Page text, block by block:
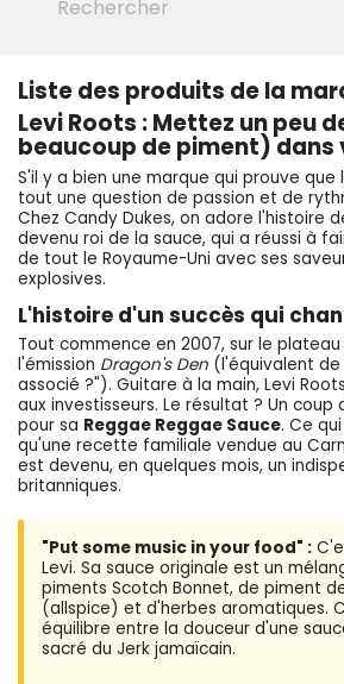
Liste des produits de la
Levi Roots : Mettez un peu
beaucoup de piment) dans
S'il y a bien une marque qui prouve
tout une question de passion et de
Chez Candy Dukes, on adore l'histoire
devenu roi de la sauce, qui a réussi à
de tout le Royaume-Uni avec ses
explosives.
L'histoire d'un succès qui
Tout commence en 2007, sur le
l'émission Dragon's Den (l'équivalent
associé ?"). Guitare à la main, Levi
aux investisseurs. Le résultat ? Un
pour sa Reggae Reggae Sauce. Ce
qu'une recette familiale vendue au
est devenu, en quelques mois, un
britanniques.
"Put some music in your food" :
Levi. Sa sauce originale est un
piments Scotch Bonnet, de piment
(allspice) et d'herbes aromatiques.
équilibre entre la douceur d'une
sacré du Jerk jamaïcain.